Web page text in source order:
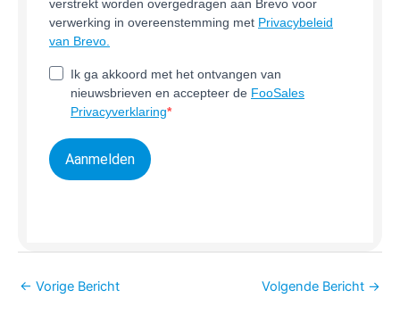
verstrekt worden overgedragen aan Brevo voor
verwerking in overeenstemming met Privacybeleid
van Brevo.
Ik ga akkoord met het ontvangen van
nieuwsbrieven en accepteer de FooSales
Privacyverklaring
Aanmelden
← Vorige Bericht Volgende Bericht →